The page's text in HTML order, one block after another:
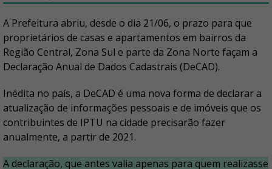
A Prefeitura abriu, desde o dia 21/06, o prazo para que
proprietários de casas e apartamentos em bairros da
Região Central, Zona Sul e parte da Zona Norte façam a
Declaração Anual de Dados Cadastrais (DeCAD).
Inédita no país, a DeCAD é uma nova forma de declarar a
atualização de informações pessoais e de imóveis que os
contribuintes de IPTU na cidade precisarão fazer
anualmente, a partir de 2021.
A declaração, que antes valia apenas para quem realizasse